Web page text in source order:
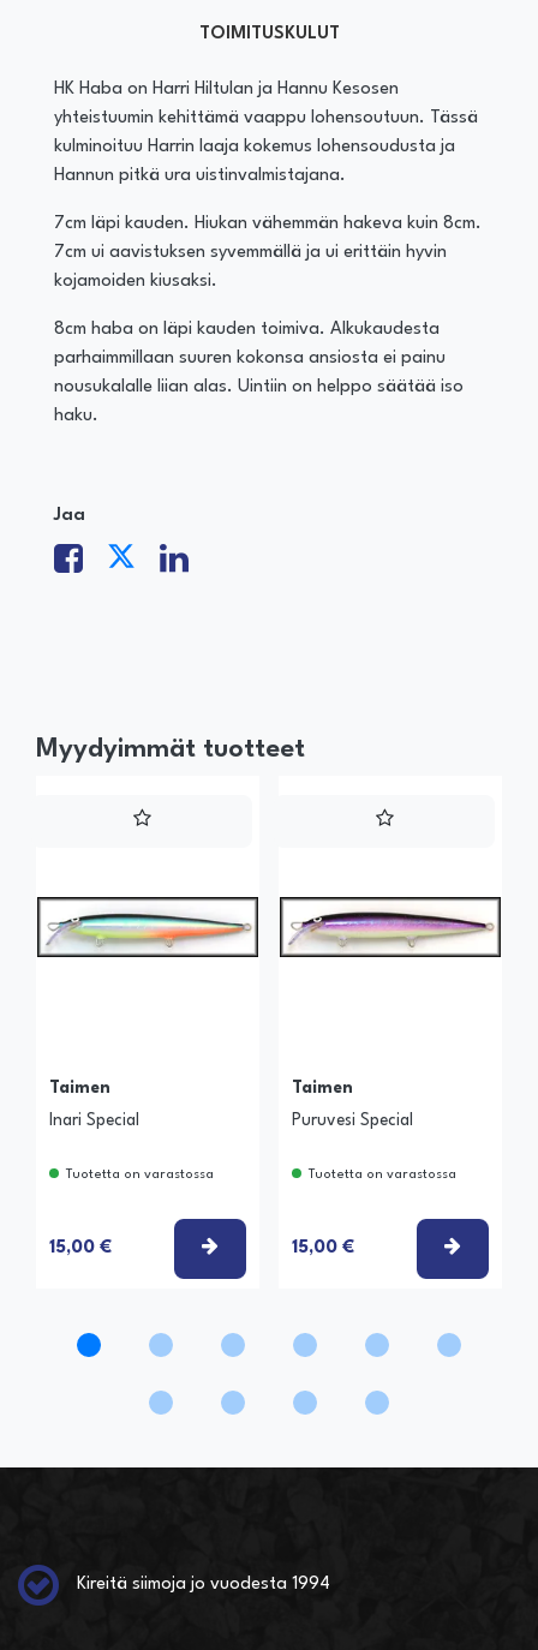
TOIMITUSKULUT
HK Haba on Harri Hiltulan ja Hannu Kesosen
yhteistuumin kehittämä vaappu lohensoutuun. Tässä
kulminoituu Harrin laaja kokemus lohensoudusta ja
Hannun pitkä ura uistinvalmistajana.
7cm läpi kauden. Hiukan vähemmän hakeva kuin 8cm.
7cm ui aavistuksen syvemmällä ja ui erittäin hyvin
kojamoiden kiusaksi.
8cm haba on läpi kauden toimiva. Alkukaudesta
parhaimmillaan suuren kokonsa ansiosta ei painu
nousukalalle liian alas. Uintiin on helppo säätää iso
haku.
Jaa
Myydyimmät tuotteet
Taimen
Inari Special
Tuotetta on varastossa
15,00 € VALITSE VAIHTOEHTO
Taimen
Puruvesi Special
Tuotetta on varastossa
15,00 €
Kireitä siimoja jo vuodesta 1994